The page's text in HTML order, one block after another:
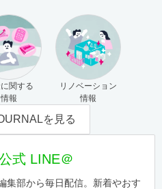
関する
情報
リノベーション
情報
を見る
式 LINE＠
集部から毎日配信。新着やおす